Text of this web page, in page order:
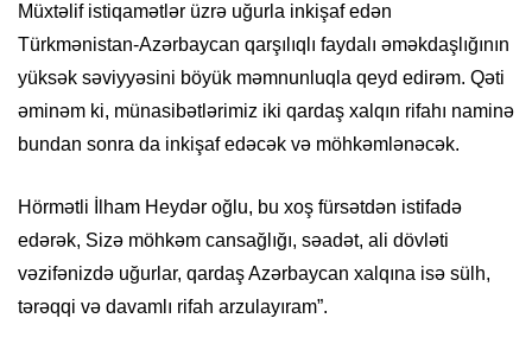
Müxtəlif istiqamətlər üzrə uğurla inkişaf edən
Türkmənistan-Azərbaycan qarşılıqlı faydalı əməkdaşlığının
yüksək səviyyəsini böyük məmnunluqla qeyd edirəm. Qəti
əminəm ki, münasibətlərimiz iki qardaş xalqın rifahı naminə
bundan sonra da inkişaf edəcək və möhkəmlənəcək.
Hörmətli İlham Heydər oğlu, bu xoş fürsətdən istifadə
edərək, Sizə möhkəm cansağlığı, səadət, ali dövləti
vəzifənizdə uğurlar, qardaş Azərbaycan xalqına isə sülh,
tərəqqi və davamlı rifah arzulayıram”.